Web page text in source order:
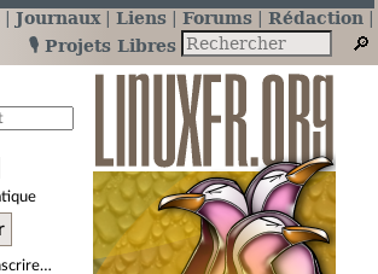
Journaux Liens Forums
Rédaction
🎙️ Projets Libres